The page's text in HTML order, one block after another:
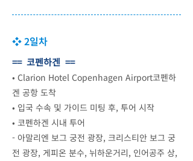
❖ 2일차
== 코펜하겐 ==
• Clarion Hotel Copenhagen Airport코펜하
겐 공항 도착
• 입국 수속 및 가이드 미팅 후, 투어 시작
• 코펜하겐 시내 투어
- 아말리엔 보그 궁전 광장, 크리스티안 보그 궁
전 광장, 게피온 분수, 뉘하운거리, 인어공주 상,